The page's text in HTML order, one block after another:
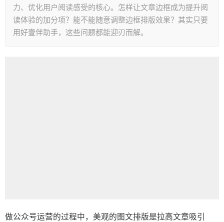
力、优化用户阅读感受的核心。怎样让文章边框成为提升阅
读体验的加分项？能不能随意调整边框排版效果？其实只要
用好壹伴助手，这些问题都能迎刃而解。
做公众号运营的过程中，美观的图文排版是拉高文章吸引